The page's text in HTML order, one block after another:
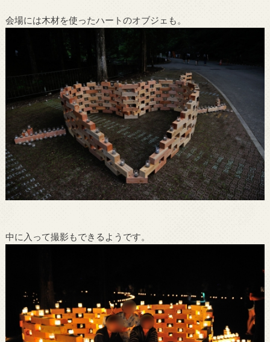
会場には木材を使ったハートのオブジェも。
中に入って撮影もできるようです。